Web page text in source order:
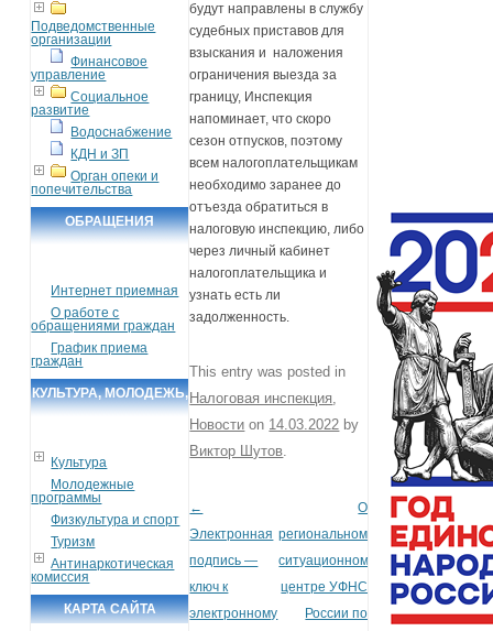
Подведомственные
организации
Финансовое
управление
Социальное
развитие
Водоснабжение
КДН и ЗП
Орган опеки и
попечительства
ОБРАЩЕНИЯ
Интернет приемная
О работе с
обращениями граждан
График приема
граждан
КУЛЬТУРА, МОЛОДЕЖЬ,
Культура
Молодежные
программы
Физкультура и спорт
Туризм
Антинаркотическая
комиссия
КАРТА САЙТА
будут направлены в службу
судебных приставов для
взыскания и наложения
ограничения выезда за
границу, Инспекция
напоминает, что скоро
сезон отпусков, поэтому
всем налогоплательщикам
необходимо заранее до
отъезда обратиться в
налоговую инспекцию, либо
через личный кабинет
налогоплательщика и
узнать есть ли
задолженность.
This entry was posted in
Налоговая инспекция
Новости on 14.03.2022 by
Виктор Шутов
Post navigation
←
Электронная
подпись —
ключ к
электронному
О
региональном
ситуационном
центре УФНС
России по